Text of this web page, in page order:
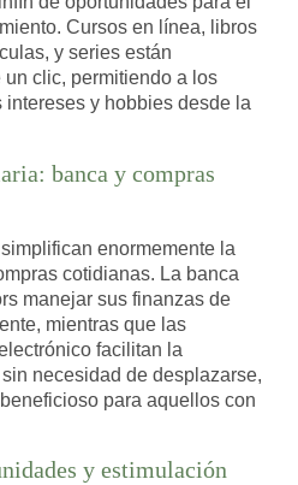
Cursos en línea, libros
y series están
clic, permitiendo a los
intereses y hobbies desde la
banca y compras
enormemente la
cotidianas. La banca
manejar sus finanzas de
mientras que las
facilitan la
necesidad de desplazarse,
para aquellos con
y estimulación